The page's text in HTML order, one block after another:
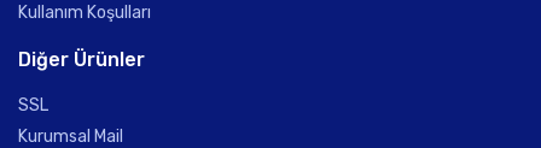
Kullanım Koşulları
Diğer Ürünler
SSL
Kurumsal Mail